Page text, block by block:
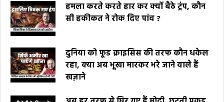
हमला करते करते हार कर क्यों बैठे ट्रंप, कौन
सी हकीकत ने रोक दिए पांव ?
दुनिया को फूड क्राइसिस की तरफ कौन धकेल
रहा, क्या अब भूखा मारकर भरे जाने वाले हैं
खज़ाने